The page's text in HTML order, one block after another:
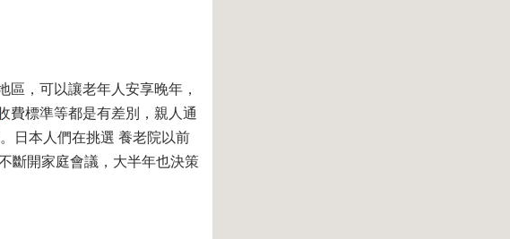
，可以讓老年人安享晚年，
費標準等都是有差別，親人通
日本人們在挑選 養老院以前
斷開家庭會議，大半年也決策